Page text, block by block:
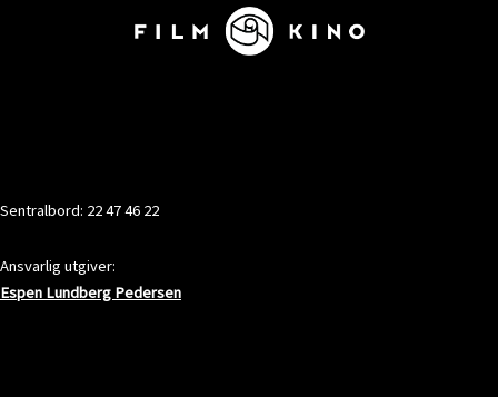
Sentralbord: 22 47 46 22
Ansvarlig utgiver:
Espen Lundberg Pedersen